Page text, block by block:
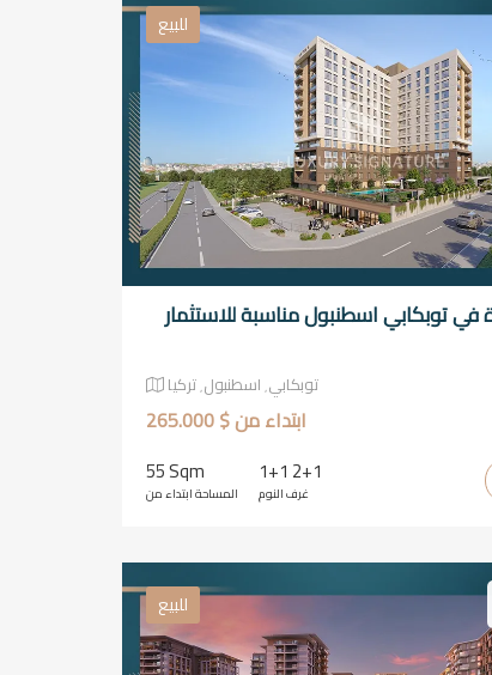
للبيع
توبكابي اسطنبول مناسبة للاستثمار
توبكابي٬ اسطنبول٬ تركيا
ابتداء من $ 265.000
55 Sqm
المساحة ابتداء من
1+1 2+1
غرف النوم
للبيع